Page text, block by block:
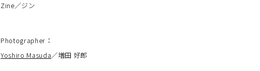
Zine／ジン
Photographer ：
Yoshiro Masuda／増田 好郎